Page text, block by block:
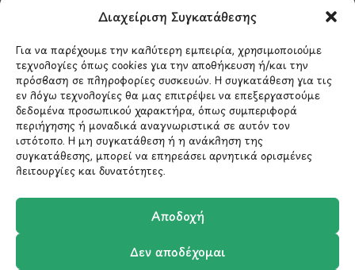
Διαχείριση Συγκατάθεσης
Για να παρέχουμε την καλύτερη εμπειρία, χρησιμοποιούμε
τεχνολογίες όπως cookies για την αποθήκευση ή/και την
πρόσβαση σε πληροφορίες συσκευών. Η συγκατάθεση για τις
εν λόγω τεχνολογίες θα μας επιτρέψει να επεξεργαστούμε
δεδομένα προσωπικού χαρακτήρα, όπως συμπεριφορά
περιήγησης ή μοναδικά αναγνωριστικά σε αυτόν τον
ιστότοπο. Η μη συγκατάθεση ή η ανάκληση της
συγκατάθεσης, μπορεί να επηρεάσει αρνητικά ορισμένες
λειτουργίες και δυνατότητες.
Αποδοχή
Δεν αποδέχομαι
Όροι Παροχής Υπηρεσιών της Google.
ΣΤΟΙΧΕΙΑ ΕΠΙΚΟΙΝΩΝΙΑΣ
Holargos Center (Ισόγειο)
Λ.Περικλέους 56,
Χολαργός 15561
info@ypografi.com